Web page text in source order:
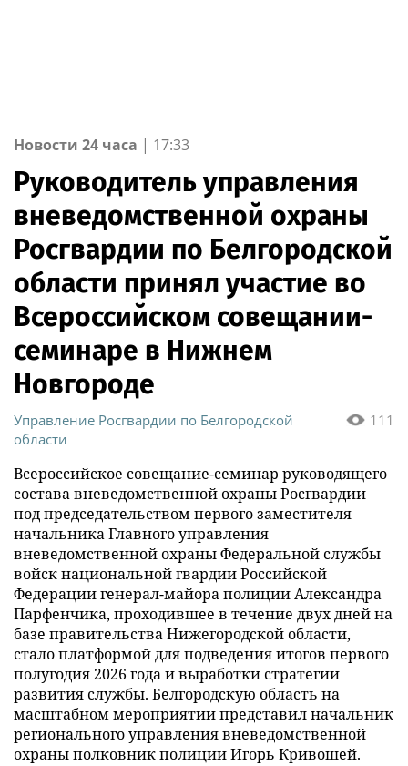
Новости 24 часа | 17:33
Руководитель управления
вневедомственной охраны
Росгвардии по Белгородской
области принял участие во
Всероссийском совещании-
семинаре в Нижнем
Новгороде
111
Управление Росгвардии по Белгородской
области
Всероссийское совещание-семинар руководящего
состава вневедомственной охраны Росгвардии
под председательством первого заместителя
начальника Главного управления
вневедомственной охраны Федеральной службы
войск национальной гвардии Российской
Федерации генерал-майора полиции Александра
Парфенчика, проходившее в течение двух дней на
базе правительства Нижегородской области,
стало платформой для подведения итогов первого
полугодия 2026 года и выработки стратегии
развития службы. Белгородскую область на
масштабном мероприятии представил начальник
регионального управления вневедомственной
охраны полковник полиции Игорь Кривошей.